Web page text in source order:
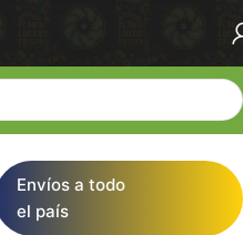
transporte
Envíos a todo
el país